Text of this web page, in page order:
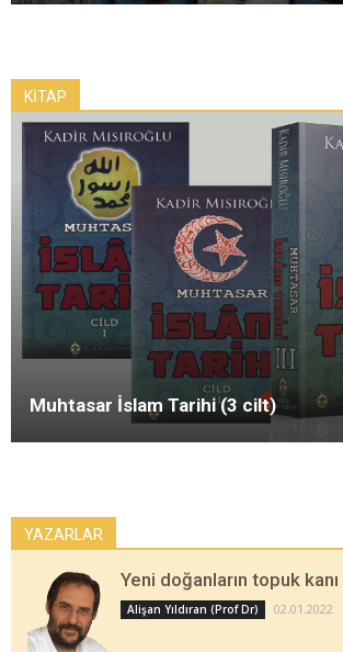
KİTAP
Muhtasar İslam Tarihi (3 cilt)
YAZARLAR
Yeni doğanların topuk
Alişan Yıldıran (Prof Dr) 02.01.2022